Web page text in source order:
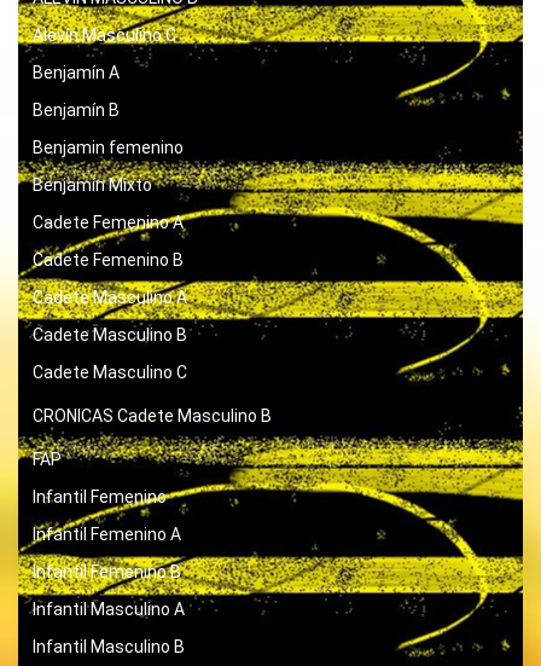
Alevín Masculino C
Benjamín A
Benjamín B
Benjamin femenino
Benjamín Mixto
Cadete Femenino A
Cadete Femenino B
Cadete Masculino A
Cadete Masculino B
Cadete Masculino C
CRONICAS Cadete Masculino B
FAP
Infantil Femenino
Infantil Femenino A
Infantil Femenino B
Infantil Masculino A
Infantil Masculino B